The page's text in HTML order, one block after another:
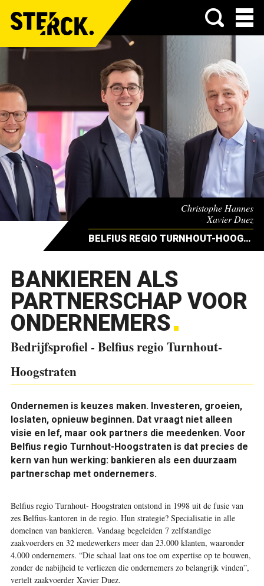
Menu
Christophe Hannes
Xavier Duez
& Stefaan Vermeulen
BELFIUS REGIO TURNHOUT-HOOGSTRATEN
BANKIEREN ALS
PARTNERSCHAP VOOR
ONDERNEMERS
Bedrijfsprofiel - Belfius regio Turnhout-
Hoogstraten
Ondernemen is keuzes maken. Investeren, groeien,
loslaten, opnieuw beginnen. Dat vraagt niet alleen
visie en lef, maar ook partners die meedenken. Voor
Bel­fius regio Turnhout-Hoogstraten is dat precies de
kern van hun werking: bankieren als een duurzaam
partnerschap met ondernemers.
Bel­fius regio Turnhout- Hoogstraten ontstond in 1998 uit de fusie van
zes Bel­fius-kantoren in de regio. Hun strategie? Specialisatie in alle
domeinen van bankieren. Vandaag begeleiden 7 zelfstandige
zaakvoerders en 32 medewerkers meer dan 23.000 klanten, waaronder
4.000 ondernemers. “Die schaal laat ons toe om expertise op te bouwen,
zonder de nabijheid te verliezen die ondernemers zo belangrijk vinden”,
vertelt zaakvoerder Xavier Duez.